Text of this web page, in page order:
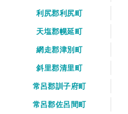
利尻郡利尻町
天塩郡幌延町
網走郡津別町
斜里郡清里町
常呂郡訓子府町
常呂郡佐呂間町